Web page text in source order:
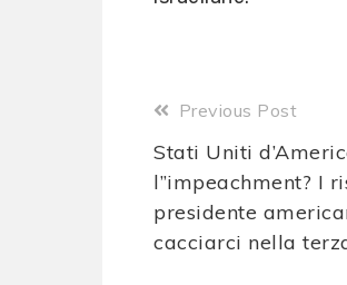
Read
more
articles
Previous Post
Stati Uniti
l”impeachment? I
presidente
cacciarci nella